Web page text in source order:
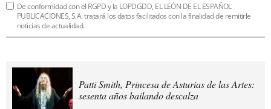
De conformidad con el RGPD y la LOPDGDD, EL LEÓN DE EL ESPAÑOL
PUBLICACIONES, S.A. tratará los datos facilitados con la finalidad de remitirle
noticias de actualidad.
Patti Smith, Princesa de Asturias de las Artes:
sesenta años bailando descalza